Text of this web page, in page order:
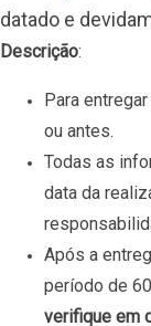
datado e
Descrição:
Para
ou antes.
Todas as
data da
Após a
período de
verifique em